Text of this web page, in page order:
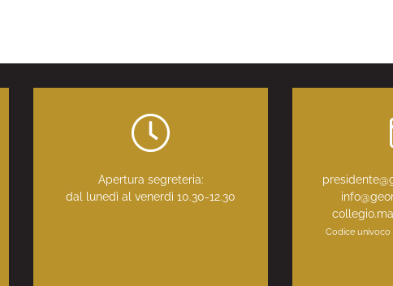
Apertura segreteria:
dal lunedì al venerdì 10.30-12.30
Codice